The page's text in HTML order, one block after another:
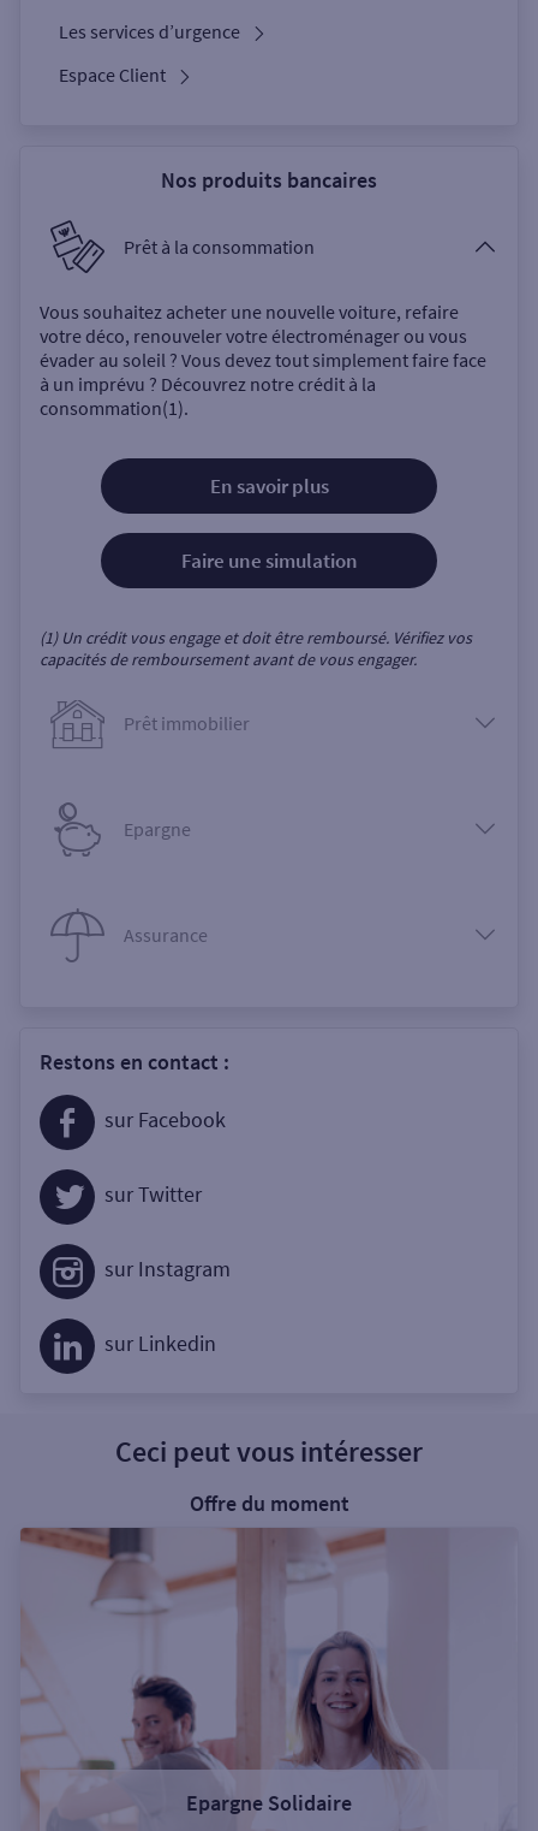
Les services d’urgence
Espace Client
Nos produits bancaires
Prêt à la consommation
Vous souhaitez acheter une nouvelle voiture, refaire
votre déco, renouveler votre électroménager ou vous
évader au soleil ? Vous devez tout simplement faire face
à un imprévu ? Découvrez notre crédit à la
consommation(1).
En savoir plus
Faire une simulation
(1) Un crédit vous engage et doit être remboursé. Vérifiez vos
capacités de remboursement avant de vous engager.
Prêt immobilier
Epargne
Assurance
Restons en contact :
sur Facebook
sur Twitter
sur Instagram
sur Linkedin
Ceci peut vous intéresser
Offre du moment
Epargne Solidaire